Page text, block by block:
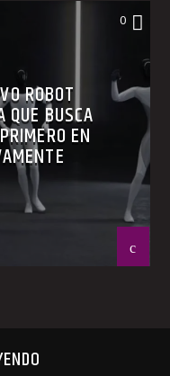
0
ROBOT
QUE BUSCA
EN